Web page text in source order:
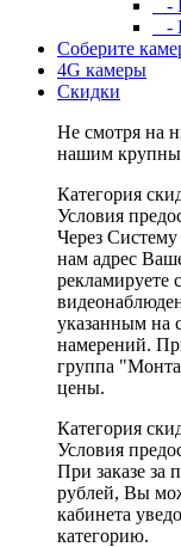
-
-
Соберите
4G камеры
Скидки
Не смотря на
нашим
Категория
Условия
Через
нам адрес
рекламируете
указанным на
намерений.
группа
цены.
Категория
Условия
При заказе за
рублей, Вы
кабинета
категорию.